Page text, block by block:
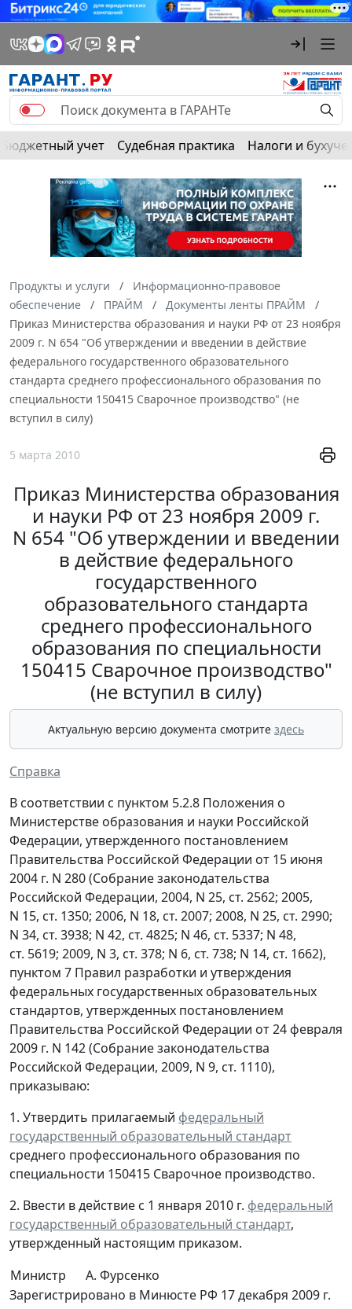
Бюджетный учет Судебная практика Налоги и
Продукты и услуги
Информационно-правовое
обеспечение
ПРАЙМ
Документы ленты ПРАЙМ
Приказ Министерства образования и науки РФ от 23 ноября
2009 г. N 654 "Об утверждении и введении в действие
федерального государственного образовательного
стандарта среднего профессионального образования по
специальности 150415 Сварочное производство" (не
вступил в силу)
5 марта 2010
Приказ Министерства образования
и науки РФ от 23 ноября 2009 г.
N 654 "Об утверждении и введении
в действие федерального
государственного
образовательного стандарта
среднего профессионального
образования по специальности
150415 Сварочное производство"
(не вступил в силу)
Актуальную версию документа смотрите здесь
Справка
В соответствии с пунктом 5.2.8 Положения о
Министерстве образования и науки Российской
Федерации, утвержденного постановлением
Правительства Российской Федерации от 15 июня
2004 г. N 280 (Собрание законодательства
Российской Федерации, 2004, N 25, ст. 2562; 2005,
N 15, ст. 1350; 2006, N 18, ст. 2007; 2008, N 25, ст. 2990;
N 34, ст. 3938; N 42, ст. 4825; N 46, ст. 5337; N 48,
ст. 5619; 2009, N 3, ст. 378; N 6, ст. 738; N 14, ст. 1662),
пунктом 7 Правил разработки и утверждения
федеральных государственных образовательных
стандартов, утвержденных постановлением
Правительства Российской Федерации от 24 февраля
2009 г. N 142 (Собрание законодательства
Российской Федерации, 2009, N 9, ст. 1110),
приказываю:
1. Утвердить прилагаемый федеральный
государственный образовательный стандарт
среднего профессионального образования по
специальности 150415 Сварочное производство.
2. Ввести в действие с 1 января 2010 г. федеральный
государственный образовательный стандарт,
утвержденный настоящим приказом.
Министр
А. Фурсенко
Зарегистрировано в Минюсте РФ 17 декабря 2009 г.